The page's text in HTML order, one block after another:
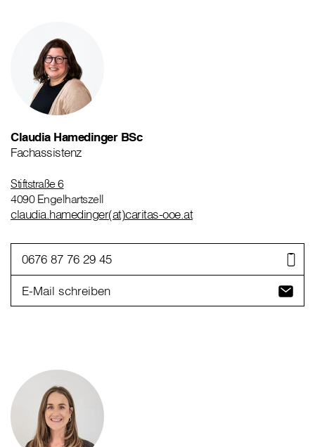
Claudia Hamedinger BSc
Fachassistenz
Stiftstraße 6
4090 Engelhartszell
claudia.hamedinger(at)caritas-ooe.at
0676 87 76 29 45
E-Mail schreiben